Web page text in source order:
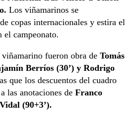
Los viñamarinos se
copas internacionales y estira el
el campeonato.
fueron obra de Tomás
Berríos (30’) y Rodrigo
que los descuentos del cuadro
las anotaciones de Franco
(90+3’).